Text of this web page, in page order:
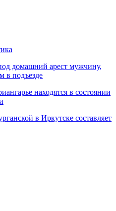
домашний арест мужчину,
в подъезде
находятся в состоянии
в Иркутске составляет